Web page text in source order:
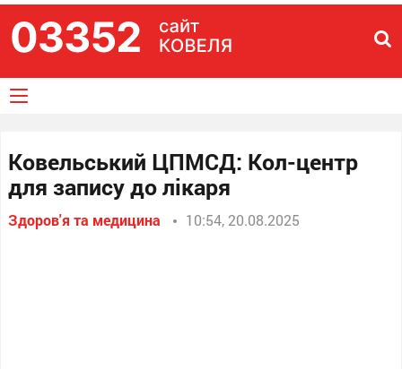
Ковельський ЦПМСД: Кол-центр
для запису до лікаря
Здоров'я та медицина 10:54, 20.08.2025